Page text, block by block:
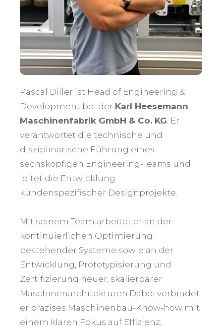
Pascal Diller ist Head of Engineering &
Development bei der Karl Heesemann
Maschinenfabrik GmbH & Co. KG . Er
verantwortet die technische und
disziplinarische Führung eines
sechsköpfigen Engineering-Teams und
leitet die Entwicklung
kundenspezifischer Designprojekte.
Mit seinem Team arbeitet er an der
kontinuierlichen Optimierung
bestehender Systeme sowie an der
Entwicklung, Prototypisierung und
Zertifizierung neuer, skalierbarer
Maschinenarchitekturen.Dabei verbindet
er präzises Maschinenbau-Know-how mit
einem klaren Fokus auf Effizienz,